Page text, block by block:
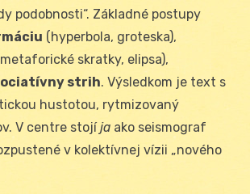
podobnosti“. Základné postupy
(hyperbola, groteska),
skratky, elipsa),
strih. Výsledkom je text s
hustotou, rytmizovaný
V centre stojíja ako seismograf
v kolektívnej vízii „nového